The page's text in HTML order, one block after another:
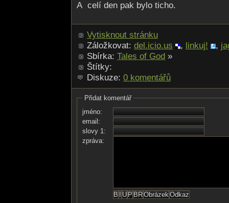
A celí den pak bylo ticho.
Vytisknout stránku
Záložkovat: del.icio.us , linkuj! ,
Sbírka: Tales of God »
Štítky:
Diskuze: 0 komentářů
Přidat komentář
jméno:
email:
slovy 1:
zpráva: